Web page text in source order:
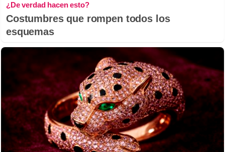
¿De verdad hacen esto?
Costumbres que rompen todos los
esquemas